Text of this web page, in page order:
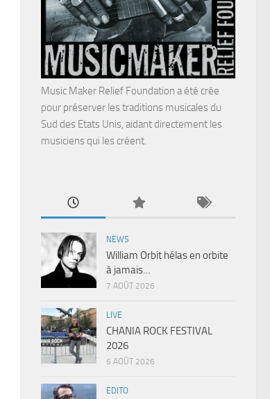
Music Maker Relief Foundation a été crée
pour préserver les traditions musicales du
Sud des Etats Unis, aidant directement les
musiciens qui les créent.
NEWS
William Orbit hélas en orbite
à jamais…
7 AOÛT 2026
LIVE
CHANIA ROCK FESTIVAL
2026
6 AOÛT 2026
EDITO